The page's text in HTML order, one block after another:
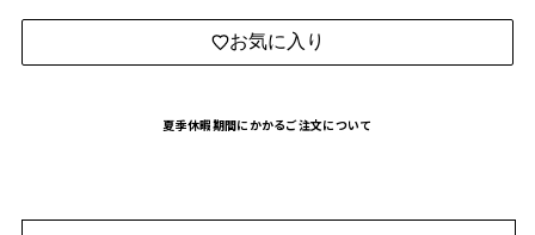
お気に入り
夏季休暇期間にかかるご注文について